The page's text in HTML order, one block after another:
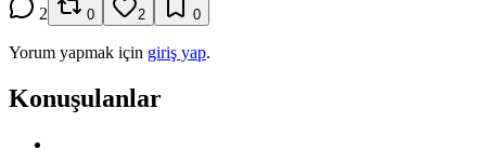
2 0 2 0
Yorum yapmak için giriş yap.
Konuşulanlar